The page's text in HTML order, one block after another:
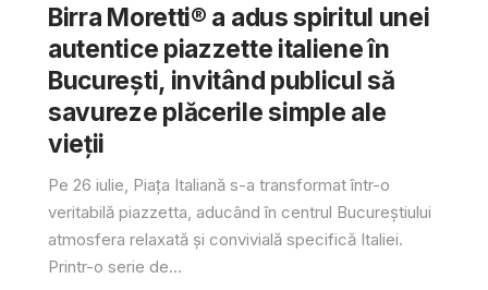
Birra Moretti® a adus spiritul unei
autentice piazzette italiene în
București, invitând publicul să
savureze plăcerile simple ale
vieții
Pe 26 iulie, Piața Italiană s-a transformat într-o
veritabilă piazzetta, aducând în centrul Bucureștiului
atmosfera relaxată și convivială specifică Italiei.
Printr-o serie de...